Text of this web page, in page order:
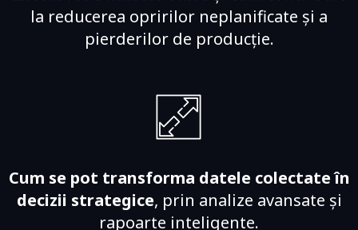
la reducerea opririlor neplanificate și a
pierderilor de producție.
Cum se pot transforma datele colectate în
decizii strategice, prin analize avansate și
rapoarte inteligente.